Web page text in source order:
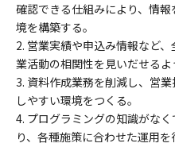
確認できる仕組みにより、情
境を構築する。
2. 営業実績や申込み情報など
業活動の相関性を見いだせるよ
3. 資料作成業務を削減し、営
しやすい環境をつくる。
4. プログラミングの知識がな
り、各種施策に合わせた運用を